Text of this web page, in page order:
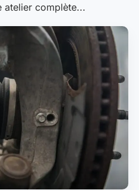
atelier complète...